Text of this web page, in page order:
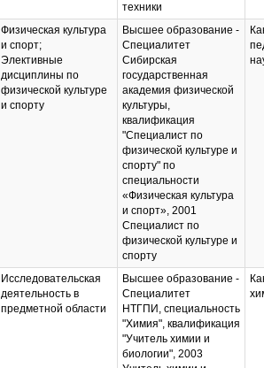
техники
Физическая культура
и спорт;
Элективные
дисциплины по
физической культуре
и спорту
Высшее образование -
Специалитет
Сибирская
государственная
академия физической
культуры,
квалификация
"Специалист по
физической культуре и
спорту" по
специальности
«Физическая культура
и спорт», 2001
Специалист по
физической культуре и
спорту
Исследовательская
деятельность в
предметной области
Высшее образование -
Специалитет
НТГПИ, специальность
"Химия", квалификация
"Учитель химии и
биологии", 2003